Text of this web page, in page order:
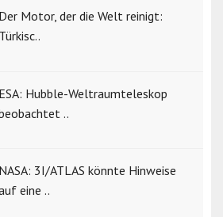
Der Motor, der die Welt reinigt:
Türkisc..
ESA: Hubble-Weltraumteleskop
..
NASA: 3I/ATLAS könnte Hinweise
eine ..